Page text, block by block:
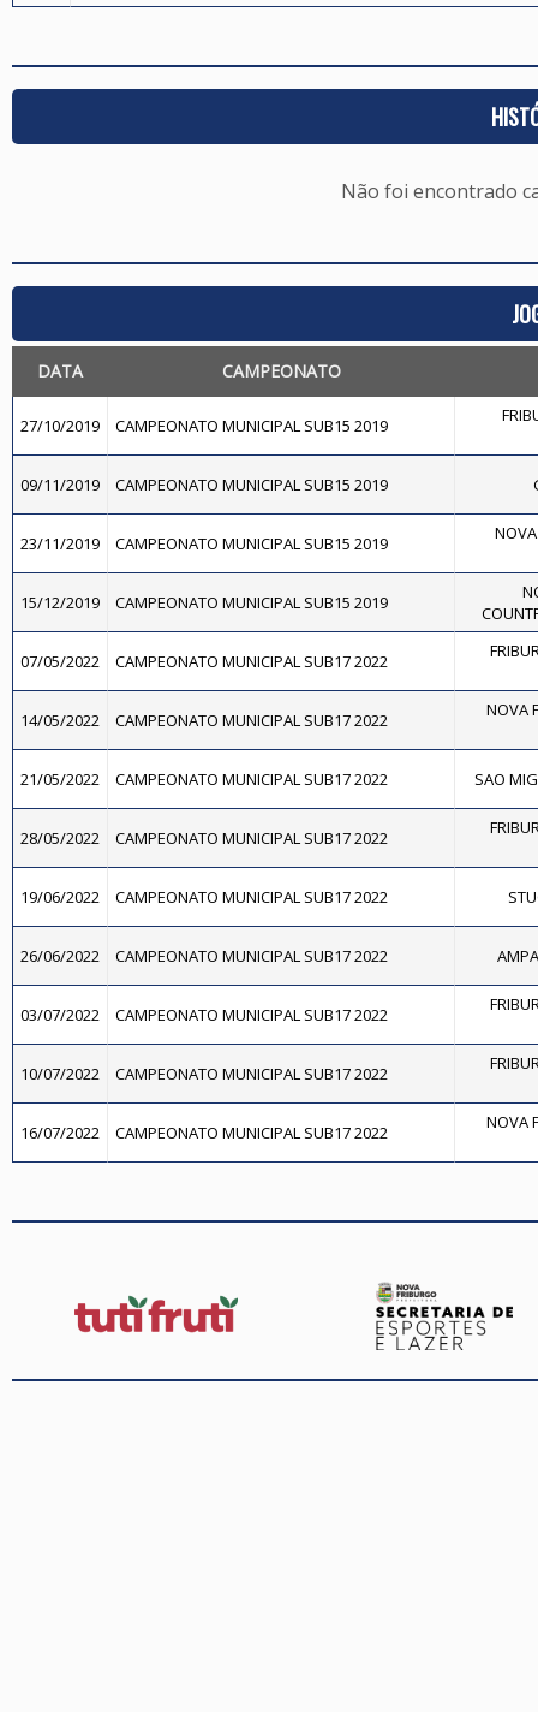
Não foi encontrado
DATA CAMPEONATO
27/10/2019 CAMPEONATO MUNICIPAL SUB15 2019
09/11/2019 CAMPEONATO MUNICIPAL SUB15 2019
23/11/2019 CAMPEONATO MUNICIPAL SUB15 2019
15/12/2019 CAMPEONATO MUNICIPAL SUB15 2019
07/05/2022 CAMPEONATO MUNICIPAL SUB17 2022
14/05/2022 CAMPEONATO MUNICIPAL SUB17 2022 NOVA
21/05/2022 CAMPEONATO MUNICIPAL SUB17 2022 SAO
28/05/2022 CAMPEONATO MUNICIPAL SUB17 2022
19/06/2022 CAMPEONATO MUNICIPAL SUB17 2022
26/06/2022 CAMPEONATO MUNICIPAL SUB17 2022
03/07/2022 CAMPEONATO MUNICIPAL SUB17 2022
10/07/2022 CAMPEONATO MUNICIPAL SUB17 2022
16/07/2022 CAMPEONATO MUNICIPAL SUB17 2022 NOVA